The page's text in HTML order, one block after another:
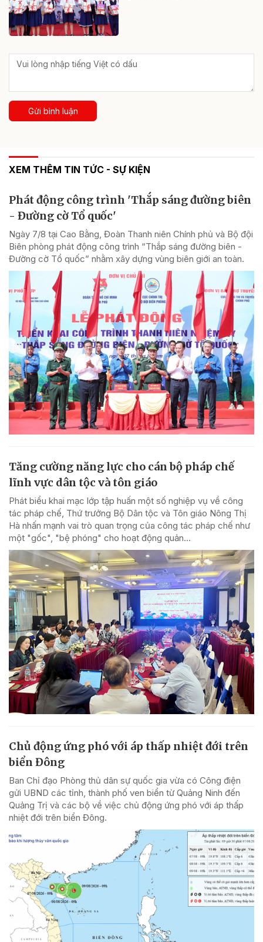
Gửi bình luận
XEM THÊM TIN TỨC - SỰ KIỆN
Phát động công trình 'Thắp sáng đường biên
- Đường cờ Tổ quốc'
Ngày 7/8 tại Cao Bằng, Đoàn Thanh niên Chính phủ và Bộ đội
Biên phòng phát động công trình “Thắp sáng đường biên -
Đường cờ Tổ quốc” nhằm xây dựng vùng biên giới an toàn.
Tăng cường năng lực cho cán bộ pháp chế
lĩnh vực dân tộc và tôn giáo
Phát biểu khai mạc lớp tập huấn một số nghiệp vụ về công
tác pháp chế, Thứ trưởng Bộ Dân tộc và Tôn giáo Nông Thị
Hà nhấn mạnh vai trò quan trọng của công tác pháp chế như
một "gốc", "bệ phóng" cho hoạt động quản...
Chủ động ứng phó với áp thấp nhiệt đới trên
biển Đông
Ban Chỉ đạo Phòng thủ dân sự quốc gia vừa có Công điện
gửi UBND các tỉnh, thành phố ven biển từ Quảng Ninh đến
Quảng Trị và các bộ về việc chủ động ứng phó với áp thấp
nhiệt đới trên biển Đông.